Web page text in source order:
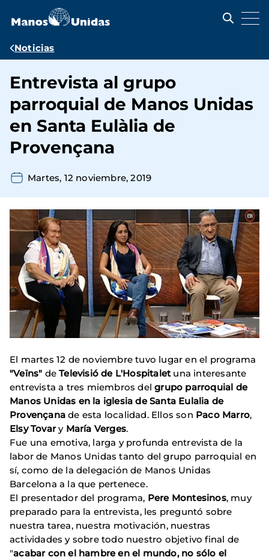
contenido
Ruta
navegación
Noticias
Entrevista al grupo
parroquial de Manos Unidas
en Santa Eulàlia de
Provençana
Martes, 12 noviembre, 2019
El martes 12 de noviembre tuvo lugar en el programa
"Veïns" deTelevisió de L'Hospitaletuna interesante
entrevista a tres miembros delgrupo parroquial de
Manos Unidas en la iglesia de Santa Eulalia de
Provençana de esta localidad. Ellos son Paco Marro,
Elsy Tovary María Verges.
Fue una emotiva, larga y profunda entrevista de la
labor de Manos Unidas tanto del grupo parroquial en
sí, como de la delegación de Manos Unidas
Barcelona a la que pertenece.
El presentador del programa, Pere Montesinos, muy
preparado para la entrevista, les preguntó sobre
nuestra tarea, nuestra motivación, nuestras
actividades y sobre todo nuestro objetivo final de
"acabar con el hambre en el mundo, no sólo el